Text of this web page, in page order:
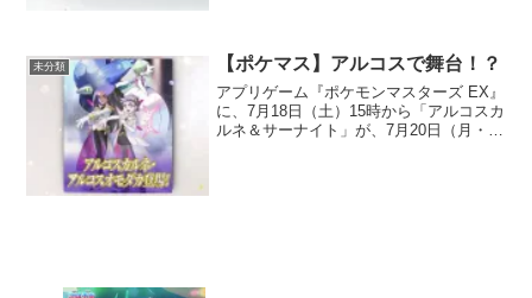
未分類 【ポケマス】アルコスで舞台！？
アプリゲーム『ポケモンマスターズ EX』
に、7月18日（土）15時から「アルコスカ
ルネ＆サーナイト」が、7月20日（月・